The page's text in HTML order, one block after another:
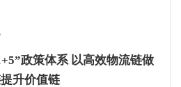
政策体系 以高效物流链做
升价值链